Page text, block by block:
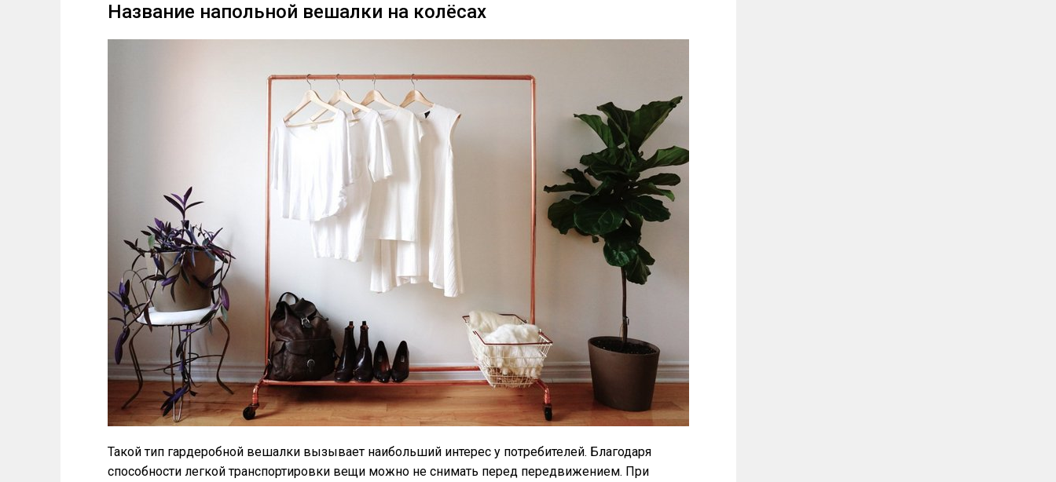
Название напольной вешалки на колёсах
Такой тип гардеробной вешалки вызывает наибольший интерес у потребителей. Благодаря
способности легкой транспортировки вещи можно не снимать перед передвижением. При